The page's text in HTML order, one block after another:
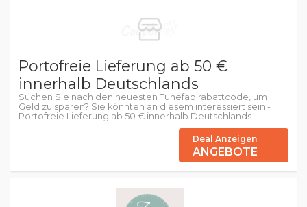
Portofreie Lieferung ab 50 €
innerhalb Deutschlands
Suchen Sie nach den neuesten Tunefab rabattcode, um
Geld zu sparen? Sie könnten an diesem interessiert sein -
Portofreie Lieferung ab 50 € innerhalb Deutschlands.
Deal Anzeigen
ANGEBOTE